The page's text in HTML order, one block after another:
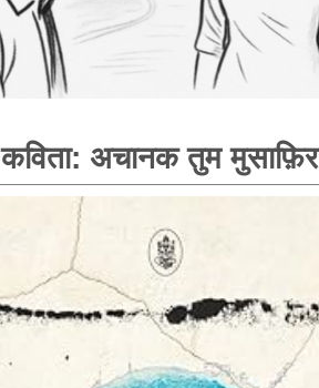
कविता: अचानक तुम मुसाफ़िर